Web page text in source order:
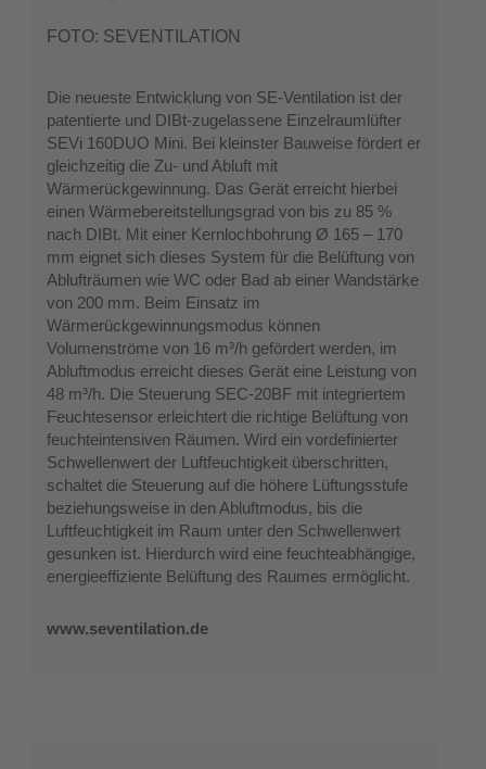
FOTO: SEVENTILATION
Die neueste Entwicklung von SE-Ventilation ist der
patentierte und DIBt-zugelassene Einzelraumlüfter
SEVi 160DUO Mini. Bei kleinster Bauweise fördert er
gleichzeitig die Zu- und Abluft mit
Wärmerückgewinnung. Das Gerät erreicht hierbei
einen Wärmebereitstellungsgrad von bis zu 85 %
nach DIBt. Mit einer Kernlochbohrung Ø 165 – 170
mm eignet sich dieses System für die Belüftung von
Ablufträumen wie WC oder Bad ab einer Wandstärke
von 200 mm. Beim Einsatz im
Wärmerückgewinnungsmodus können
Volumenströme von 16 m³/h gefördert werden, im
Abluftmodus erreicht dieses Gerät eine Leistung von
48 m³/h. Die Steuerung SEC-20BF mit integriertem
Feuchtesensor erleichtert die richtige Belüftung von
feuchteintensiven Räumen. Wird ein vordefinierter
Schwellenwert der Luftfeuchtigkeit überschritten,
schaltet die Steuerung auf die höhere Lüftungsstufe
beziehungsweise in den Abluftmodus, bis die
Luftfeuchtigkeit im Raum unter den Schwellenwert
gesunken ist. Hierdurch wird eine feuchteabhängige,
energieeffiziente Belüftung des Raumes ermöglicht.
www.seventilation.de